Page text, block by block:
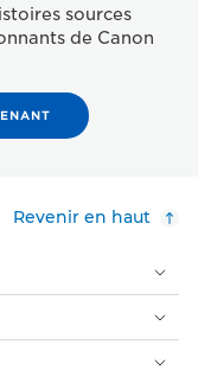
sources
de Canon
Revenir en haut